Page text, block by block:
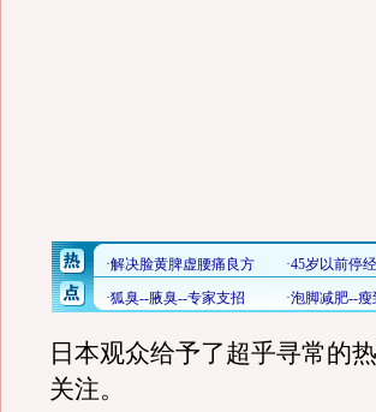
日本观众给予了超乎寻常的
关注。